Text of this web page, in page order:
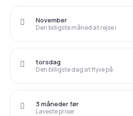
Den billigste måned at rejse i
November
Den billigste dag at flyve på
torsdag
Laveste priser
3 måneder før